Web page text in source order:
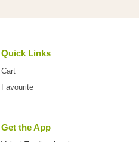
Quick Links
Cart
Favourite
Get the App